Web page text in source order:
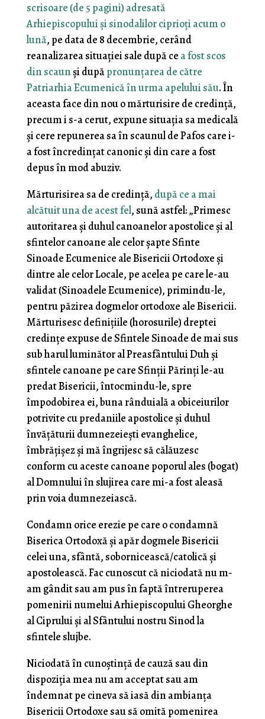
scrisoare (de 5 pagini) adresată
Arhiepiscopului și sinodalilor ciprioți acum o
lună, pe data de 8 decembrie, cerând
reanalizarea situației sale după ce a fost scos
din scaunși dupăpronunțarea de către
Patriarhia Ecumenică în urma apelului său. În
aceasta face din nou o mărturisire de credință,
precum i s-a cerut, expune situația sa medicală
și cere repunerea sa în scaunul de Pafos care i-
a fost încredințat canonic și din care a fost
depus în mod abuziv.
Mărturisirea sa de credință, după ce a mai
alcătuit una de acest fel, sună astfel: „Primesc
autoritarea și duhul canoanelor apostolice și al
sfintelor canoane ale celor șapte Sfinte
Sinoade Ecumenice ale Bisericii Ortodoxe și
dintre ale celor Locale, pe acelea pe care le-au
validat (Sinoadele Ecumenice), primindu-le,
pentru păzirea dogmelor ortodoxe ale Bisericii.
Mărturisesc definițiile (horosurile) dreptei
credințe expuse de Sfintele Sinoade de mai sus
sub harul luminător al Preasfântului Duh și
sfintele canoane pe care Sfinții Părinți le-au
predat Bisericii, întocmindu-le, spre
împodobirea ei, buna rânduială a obiceiurilor
potrivite cu predaniile apostolice și duhul
învățăturii dumnezeiești evanghelice,
îmbrățișez și mă îngrijesc să călăuzesc
conform cu aceste canoane poporul ales (bogat)
al Domnului în slujirea care mi-a fost aleasă
prin voia dumnezeiască.
Condamn orice erezie pe care o condamnă
Biserica Ortodoxă și apăr dogmele Bisericii
celei una, sfântă, sobornicească/catolică și
apostolească. Fac cunoscut că niciodată nu m-
am gândit sau am pus în faptă întreruperea
pomenirii numelui Arhiepiscopului Gheorghe
al Ciprului și al Sfântului nostru Sinod la
sfintele slujbe.
Niciodată în cunoștință de cauză sau din
dispoziția mea nu am acceptat sau am
îndemnat pe cineva să iasă din ambianța
Bisericii Ortodoxe sau să omită pomenirea